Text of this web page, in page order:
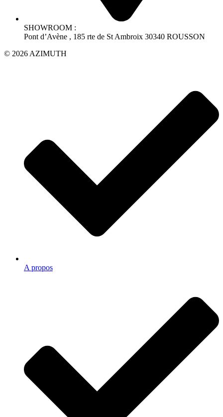
SHOWROOM :
Pont d’Avène , 185 rte de St Ambroix 30340 ROUSSON
© 2026 AZIMUTH
A propos